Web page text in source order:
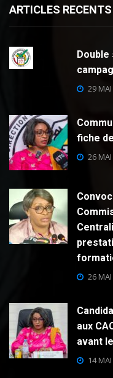
ARTICLES RECENTS
Double
29
fiche
26
26
aux
avant
14